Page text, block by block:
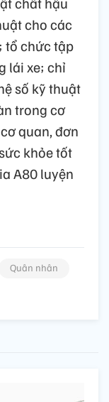
cho các
tổ chức tập
lái xe; chỉ
số kỹ thuật
trong cơ
quan, đơn
khỏe tốt
A80 luyện
Quân nhân